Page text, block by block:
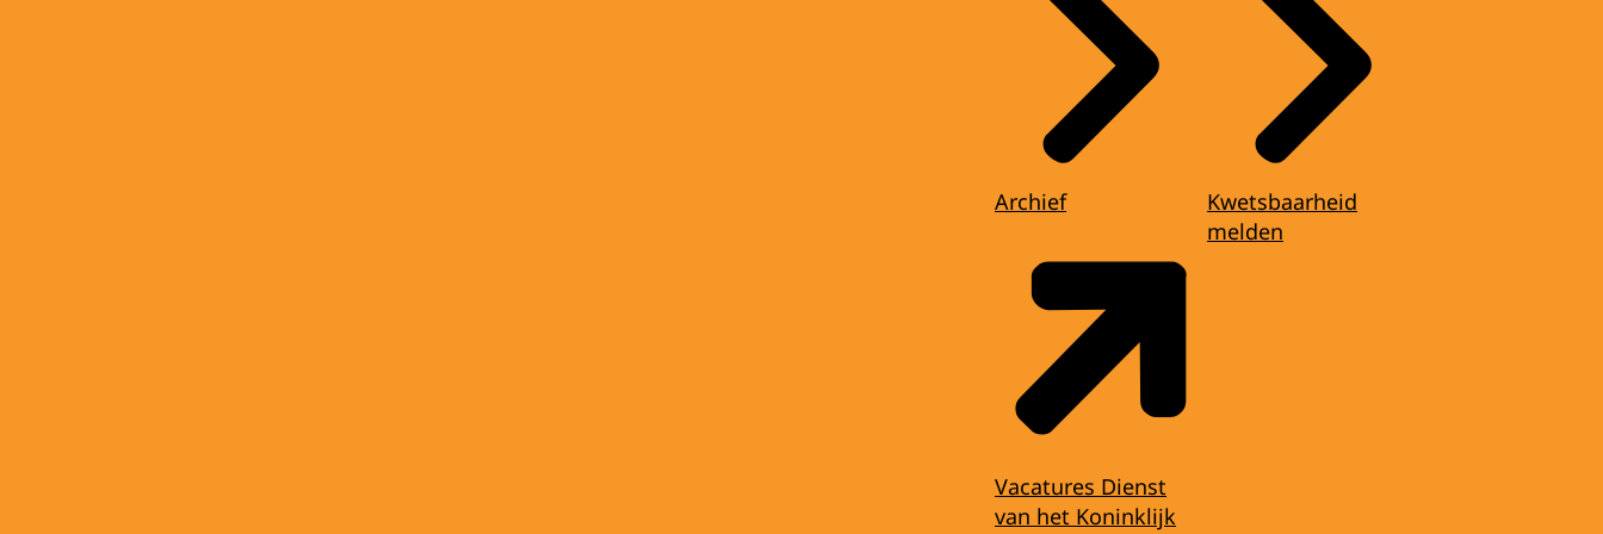
Archief
Vacatures Dienst
van het Koninklijk
Kwetsbaarheid
melden